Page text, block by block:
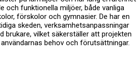
och funktionella miljöer, både vanliga
förskolor och gymnasier. De har en
skeden, verksamhetsanpassningar
brukare, vilket säkerställer att projekten
behov och förutsättningar.